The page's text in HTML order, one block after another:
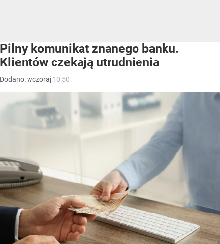
Pilny komunikat znanego banku.
Klientów czekają utrudnienia
Dodano:wczoraj 10:50